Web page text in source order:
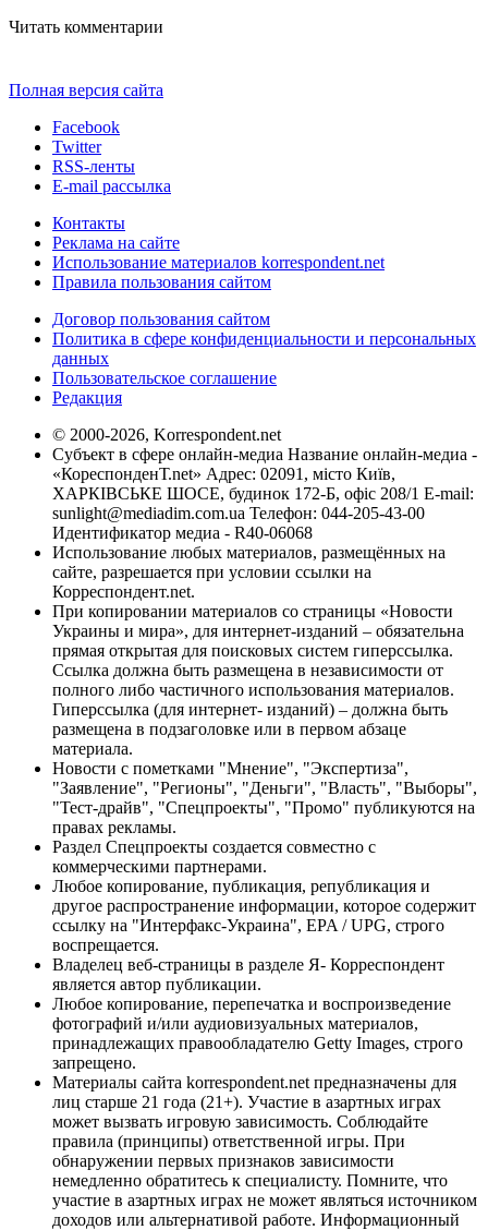
Читать комментарии
Полная версия сайта
Facebook
Twitter
RSS-ленты
E-mail рассылка
Контакты
Реклама на сайте
Использование материалов korrespondent.net
Правила пользования сайтом
Договор пользования сайтом
Политика в сфере конфиденциальности и персональных
данных
Пользовательское соглашение
Редакция
© 2000-2026, Korrespondent.net
Субъект в сфере онлайн-медиа Название онлайн-медиа -
«КореспонденТ.net» Адрес: 02091, місто Київ,
ХАРКІВСЬКЕ ШОСЕ, будинок 172-Б, офіс 208/1 E-mail:
sunlight@mediadim.com.ua Телефон: 044-205-43-00
Идентификатор медиа - R40-06068
Использование любых материалов, размещённых на
сайте, разрешается при условии ссылки на
Корреспондент.net.
При копировании материалов со страницы «Новости
Украины и мира», для интернет-изданий – обязательна
прямая открытая для поисковых систем гиперссылка.
Ссылка должна быть размещена в независимости от
полного либо частичного использования материалов.
Гиперссылка (для интернет- изданий) – должна быть
размещена в подзаголовке или в первом абзаце
материала.
Новости с пометками "Мнение", "Экспертиза",
"Заявление", "Регионы", "Деньги", "Власть", "Выборы",
"Тест-драйв", "Спецпроекты", "Промо" публикуются на
правах рекламы.
Раздел Спецпроекты создается совместно с
коммерческими партнерами.
Любое копирование, публикация, републикация и
другое распространение информации, которое содержит
ссылку на "Интерфакс-Украина", EPA / UPG, строго
воспрещается.
Владелец веб-страницы в разделе Я- Корреспондент
является автор публикации.
Любое копирование, перепечатка и воспроизведение
фотографий и/или аудиовизуальных материалов,
принадлежащих правообладателю Getty Images, строго
запрещено.
Материалы сайта korrespondent.net предназначены для
лиц старше 21 года (21+). Участие в азартных играх
может вызвать игровую зависимость. Соблюдайте
правила (принципы) ответственной игры. При
обнаружении первых признаков зависимости
немедленно обратитесь к специалисту. Помните, что
участие в азартных играх не может являться источником
доходов или альтернативой работе. Информационный